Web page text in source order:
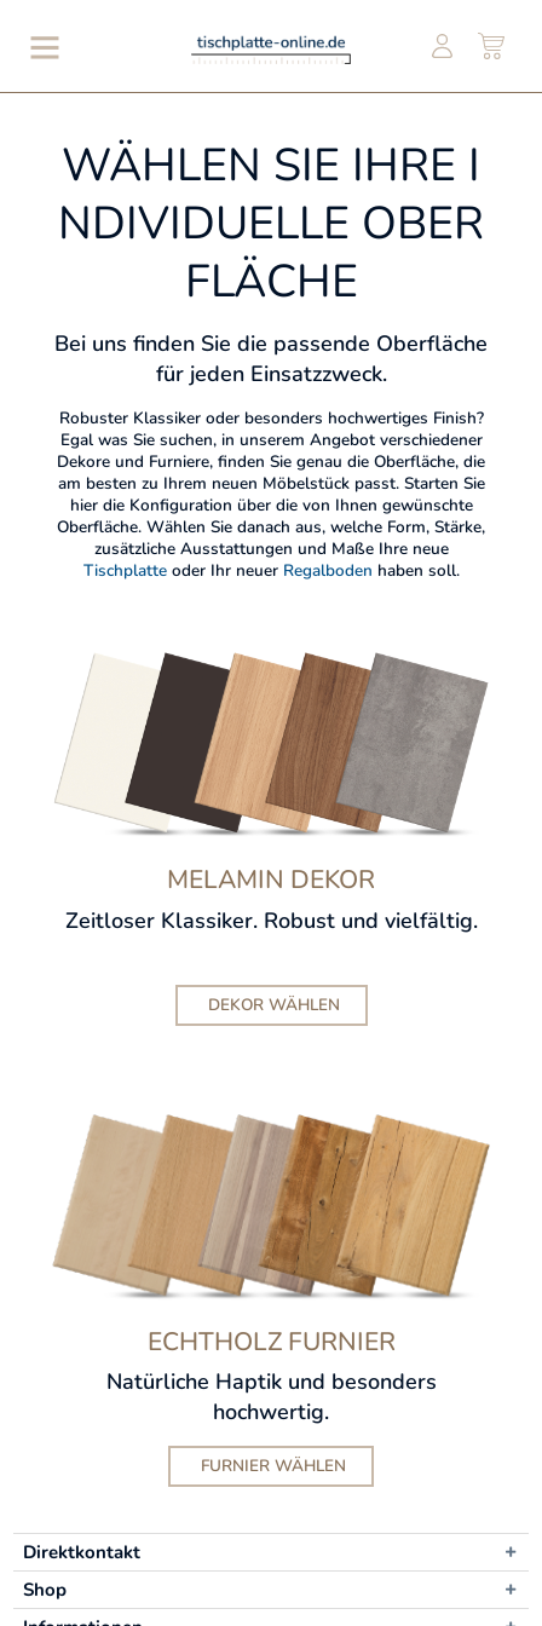
WÄHLEN SIE IHRE I
NDIVIDUELLE OBER
FLÄCHE
Bei uns finden Sie die passende Oberfläche
für jeden Einsatzzweck.
Robuster Klassiker oder besonders hochwertiges Finish?
Egal was Sie suchen, in unserem Angebot verschiedener
Dekore und Furniere, finden Sie genau die Oberfläche, die
am besten zu Ihrem neuen Möbelstück passt. Starten Sie
hier die Konfiguration über die von Ihnen gewünschte
Oberfläche. Wählen Sie danach aus, welche Form, Stärke,
zusätzliche Ausstattungen und Maße Ihre neue
Tischplatteoder Ihr neuer Regalboden haben soll.
MELAMIN DEKOR
Zeitloser Klassiker. Robust und vielfältig.
DEKOR WÄHLEN
ECHTHOLZ FURNIER
Natürliche Haptik und besonders
hochwertig.
FURNIER WÄHLEN
Direktkontakt
Shop